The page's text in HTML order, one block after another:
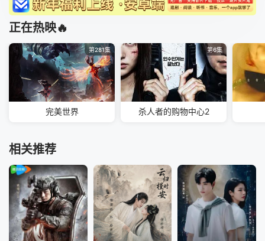
正在热映🔥
第281集
完美世界
第6集
杀人者的购物中心2
相关推荐